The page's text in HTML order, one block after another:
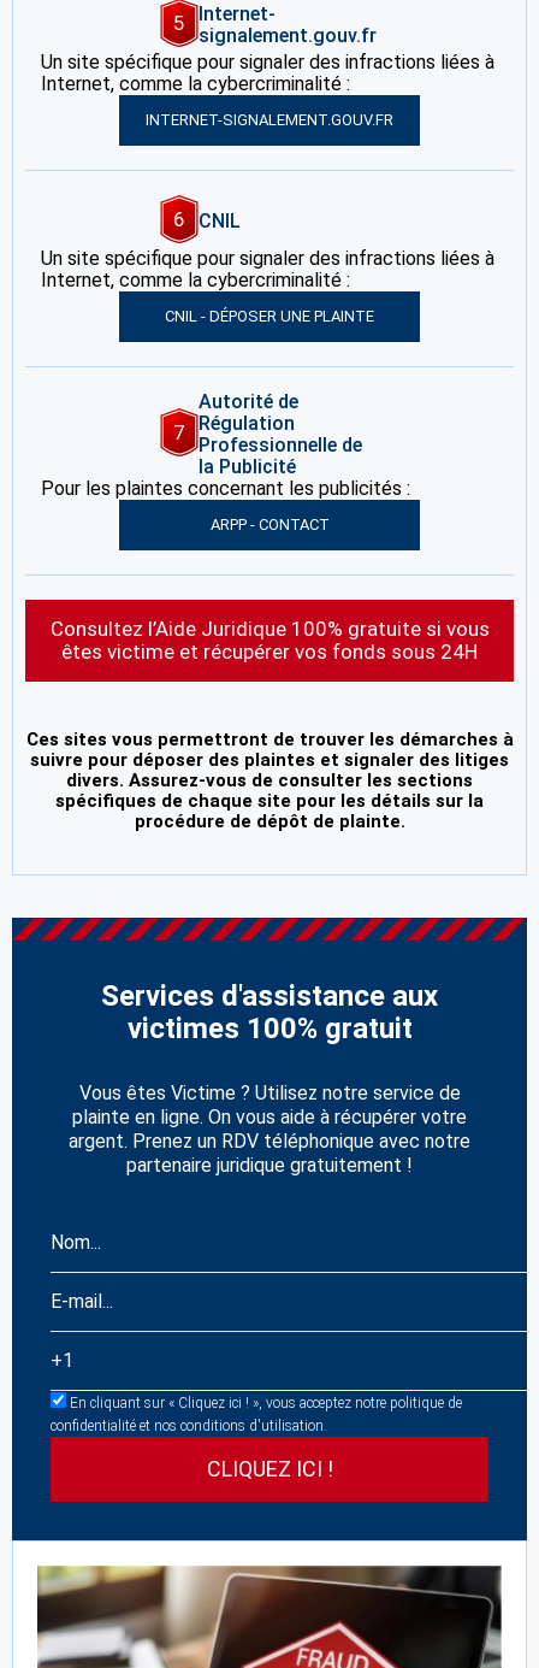
5
Internet-
signalement.gouv.fr
Un site spécifique pour signaler des infractions liées à
Internet, comme la cybercriminalité :
INTERNET-SIGNALEMENT.GOUV.FR
6
CNIL
Un site spécifique pour signaler des infractions liées à
Internet, comme la cybercriminalité :
CNIL - DÉPOSER UNE PLAINTE
7
Autorité de
Régulation
Professionnelle de
la Publicité
Pour les plaintes concernant les publicités :
ARPP - CONTACT
Consultez l’Aide Juridique 100% gratuite si vous
êtes victime et récupérer vos fonds sous 24H
Ces sites vous permettront de trouver les démarches à
suivre pour déposer des plaintes et signaler des litiges
divers. Assurez-vous de consulter les sections
spécifiques de chaque site pour les détails sur la
procédure de dépôt de plainte.
Services d'assistance aux
victimes 100% gratuit
Vous êtes Victime ? Utilisez notre service de
plainte en ligne. On vous aide à récupérer votre
argent. Prenez un RDV téléphonique avec notre
partenaire juridique gratuitement !
En cliquant sur « Cliquez ici ! », vous acceptez notre politique de
confidentialité et nos conditions d'utilisation.